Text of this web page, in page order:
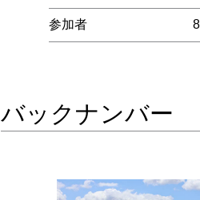
参加者
バックナンバー